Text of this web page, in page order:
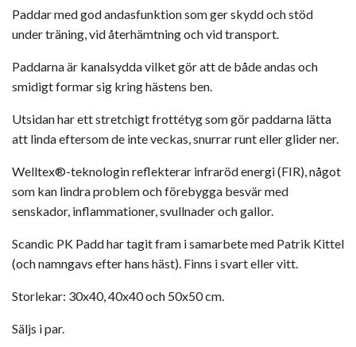
Paddar med god andasfunktion som ger skydd och stöd
under träning, vid återhämtning och vid transport.
Paddarna är kanalsydda vilket gör att de både andas och
smidigt formar sig kring hästens ben.
Utsidan har ett stretchigt frottétyg som gör paddarna lätta
att linda eftersom de inte veckas, snurrar runt eller glider ner.
Welltex®-teknologin reflekterar infraröd energi (FIR), något
som kan lindra problem och förebygga besvär med
senskador, inflammationer, svullnader och gallor.
Scandic PK Padd har tagit fram i samarbete med Patrik Kittel
(och namngavs efter hans häst). Finns i svart eller vitt.
Storlekar: 30x40, 40x40 och 50x50 cm.
Säljs i par.